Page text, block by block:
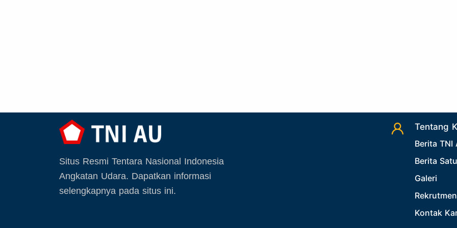
Situs Resmi Tentara Nasional Indonesia
Angkatan Udara. Dapatkan informasi
selengkapnya pada situs ini.
Tentang
Berita TNI
Berita
Galeri
Rekrutmen
Kontak